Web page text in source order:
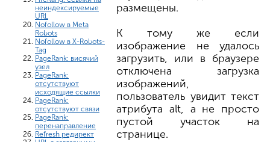
неиндексируемые
URL
Nofollow в Meta
Robots
Nofollow в X-Robots-
Tag
PageRank: висячий
узел
PageRank:
отсутствуют
исходящие ссылки
PageRank:
отсутствуют связи
PageRank:
перенаправление
Refresh редирект
размещены.
К тому же если
изображение не удалось
загрузить, или в браузере
отключена загрузка
изображений,
пользователь увидит текст
атрибута alt, а не просто
пустой участок на
странице.